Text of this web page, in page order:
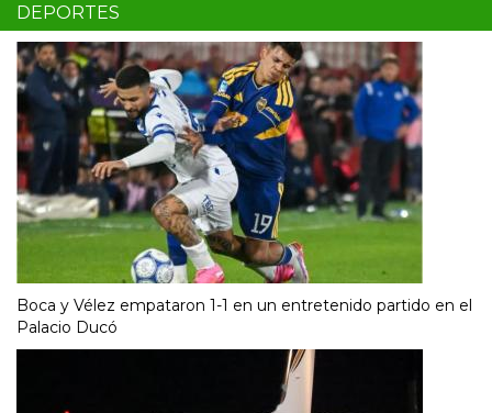
DEPORTES
Boca y Vélez empataron 1-1 en un entretenido partido en el
Palacio Ducó